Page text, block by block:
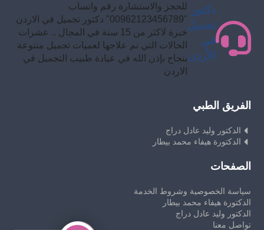
دكتور
تجميل
في
الأردن
للحجز والاستشارة رقم واتساب
"00962123456789" دكتور تجميل في الاردن
خبرة لاكثر من 15 سنة في المجال .. عشرات
الحالات التي تم علاجها لعميات تجميل متنوعة
بنجاح بإذن الله في عيادة طبيب التجميل في
الاردن
الفريق الطبي
الدكتور وليد عادل دراج
الدكتورة هيفاء محمد بيطار
الصفحات
سياسة الخصوصية وشروط الخدمة
الدكتورة هيفاء محمد بيطار
الدكتور وليد عادل دراج
تواصل معنا